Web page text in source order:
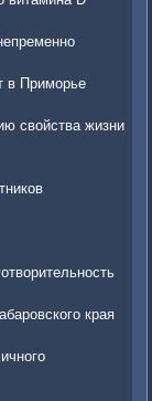
в Приморье
свойства жизни
края